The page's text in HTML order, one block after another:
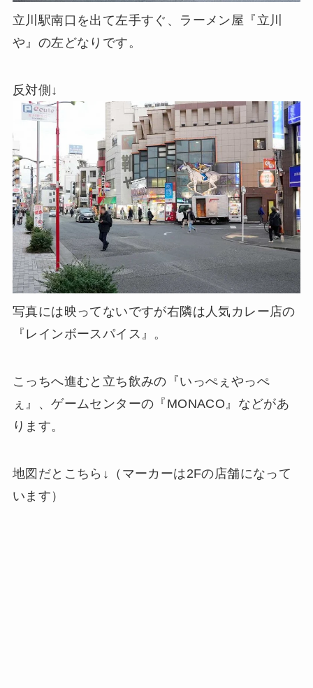
立川駅南口を出て左手すぐ、ラーメン屋『立川
や』の左どなりです。
反対側↓
写真には映ってないですが右隣は人気カレー店の
『レインボースパイス』。
こっちへ進むと立ち飲みの『いっぺぇやっぺ
ぇ』、ゲームセンターの『MONACO』などがあ
ります。
地図だとこちら↓（マーカーは2Fの店舗になって
います）